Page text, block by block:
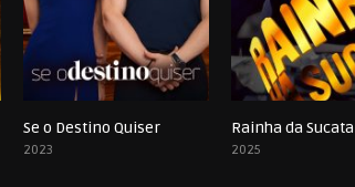
Se o Destino Quiser
2023 2025